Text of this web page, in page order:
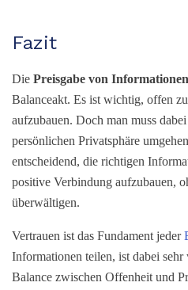
Fazit
Die Preisgabe von Informationen
Balanceakt. Es ist wichtig, offen
aufzubauen. Doch man muss
persönlichen Privatsphäre
entscheidend, die richtigen
positive Verbindung aufzubauen,
überwältigen.
Vertrauen ist das Fundament jeder
Informationen teilen, ist dabei
Balance zwischen Offenheit und